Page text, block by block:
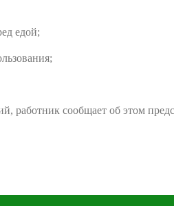
едой;
сообщает об этом